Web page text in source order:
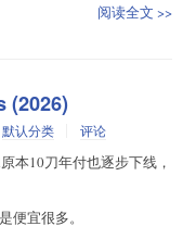
阅读全文 >>
(2026)
默认分类 评论
本10刀年付也逐步下线，
便宜很多。